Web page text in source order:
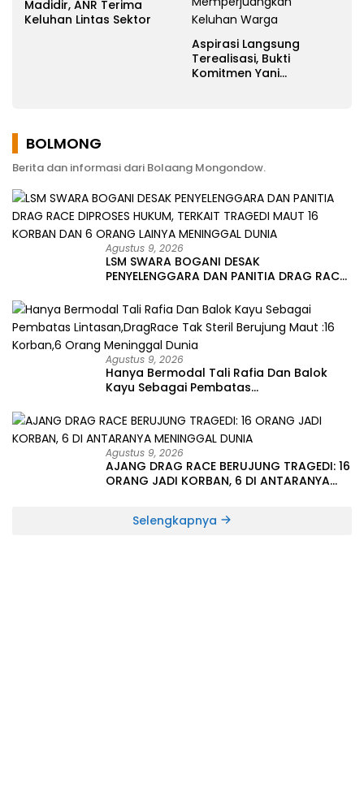
Madidir, ANR Terima
Keluhan Lintas Sektor
Aspirasi Langsung
Terealisasi, Bukti
Komitmen Yani
BOLMONG
Berita dan informasi dari Bolaang Mongondow.
Agustus 9, 2026
LSM SWARA BOGANI DESAK
PENYELENGGARA DAN PANITIA DRAG RACE
16 KORBAN DAN 6 ORANG LAINYA
MENINGGAL DUNIA
Agustus 9, 2026
Hanya Bermodal Tali Rafia Dan Balok
Kayu Sebagai Pembatas
Maut :16 Korban,6 Orang Meninggal
Dunia
Agustus 9, 2026
AJANG DRAG RACE BERUJUNG TRAGEDI: 16
ORANG JADI KORBAN, 6 DI ANTARANYA
Selengkapnya